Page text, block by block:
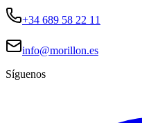
+34 689 58 22 11
info@morillon.es
Síguenos